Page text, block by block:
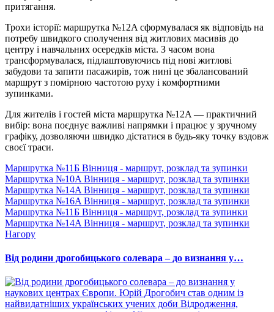
притягання.
Трохи історії: маршрутка №12A сформувалася як відповідь на
потребу швидкого сполучення від житлових масивів до
центру і навчальних осередків міста. З часом вона
трансформувалася, підлаштовуючись під нові житлові
забудови та запити пасажирів, тож нині це збалансований
маршрут з помірною частотою руху і комфортними
зупинками.
Для жителів і гостей міста маршрутка №12A — практичний
вибір: вона поєднує важливі напрямки і працює у зручному
графіку, дозволяючи швидко дістатися в будь-яку точку вздовж
своєї траси.
Маршрутка №11Б Вінниця - маршрут, розклад та зупинки
Маршрутка №10A Вінниця - маршрут, розклад та зупинки
Маршрутка №14A Вінниця - маршрут, розклад та зупинки
Маршрутка №16A Вінниця - маршрут, розклад та зупинки
Маршрутка №11Б Вінниця - маршрут, розклад та зупинки
Маршрутка №14A Вінниця - маршрут, розклад та зупинки
Нагору
Від родини дрогобицького солевара – до визнання у…